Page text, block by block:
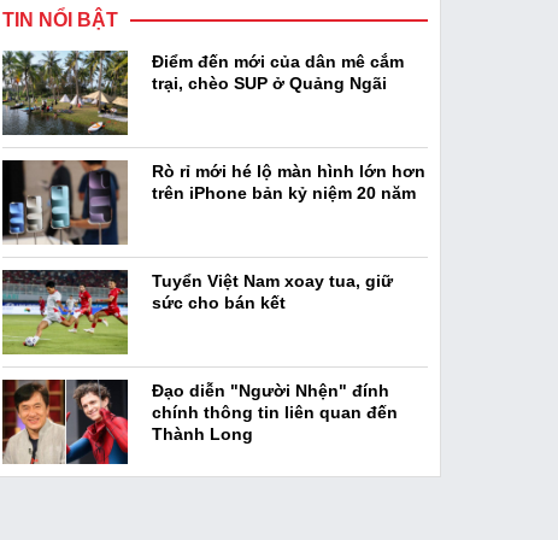
Podcast
TIN NỔI BẬT
Điểm đến mới của dân mê cắm
trại, chèo SUP ở Quảng Ngãi
Rò rỉ mới hé lộ màn hình lớn hơn
trên iPhone bản kỷ niệm 20 năm
Tuyển Việt Nam xoay tua, giữ
sức cho bán kết
Đạo diễn "Người Nhện" đính
chính thông tin liên quan đến
Thành Long